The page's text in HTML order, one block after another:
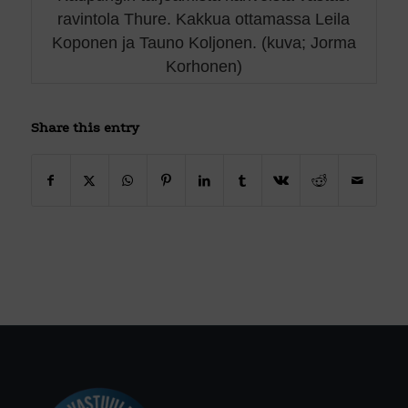
ravintola Thure. Kakkua ottamassa Leila
Koponen ja Tauno Koljonen. (kuva; Jorma
Korhonen)
Share this entry